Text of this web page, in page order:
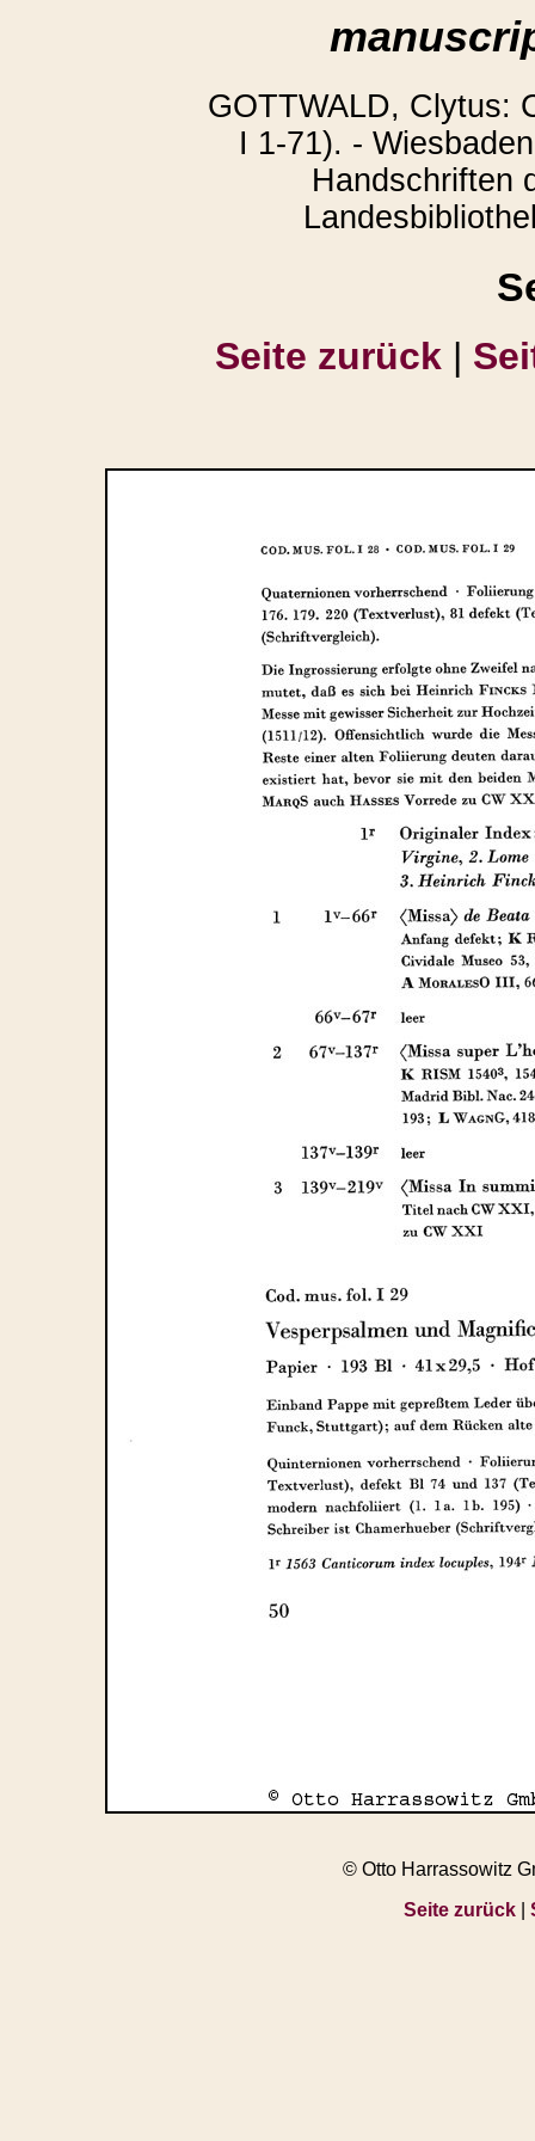
GOTTWALD, Clytus:
I 1-71). -
Handschriften
Seite zurück |
© Otto Harrassowitz
Seite zurück|